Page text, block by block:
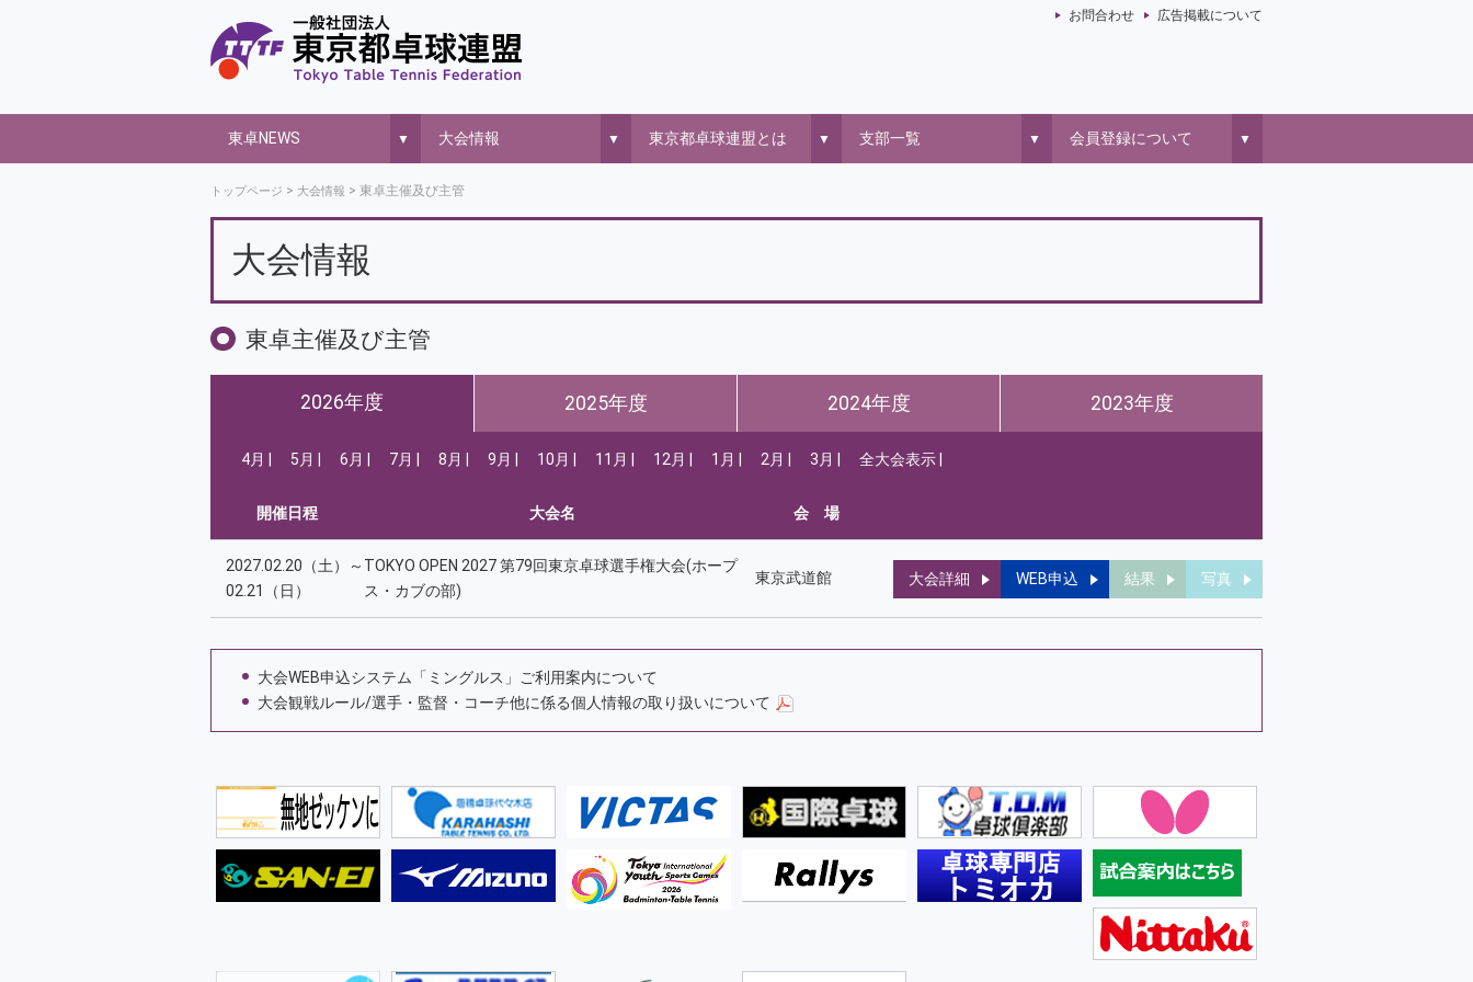
お問合わせ 広告掲載について
東卓NEWS ▼ 大会情報 ▼ 東京都卓球連盟とは ▼ 支部一覧 ▼ 会員登録について ▼
トップページ 大会情報 東卓主催及び主管
大会情報
東卓主催及び主管
2026年度 2025年度 2024年度 2023年度
4月 5月 6月 7月 8月 9月 10月 11月 12月 1月 2月 3月 全大会表示
開催日程 大会名 会 場
2027.02.20（土）～
02.21（日）
TOKYO OPEN 2027 第79回東京卓球選手権大会(ホープ
ス・カブの部)
東京武道館 大会詳細 WEB申込 結果 写真
大会WEB申込システム「ミングルス」ご利用案内について
大会観戦ルール/選手・監督・コーチ他に係る個人情報の取り扱いについて